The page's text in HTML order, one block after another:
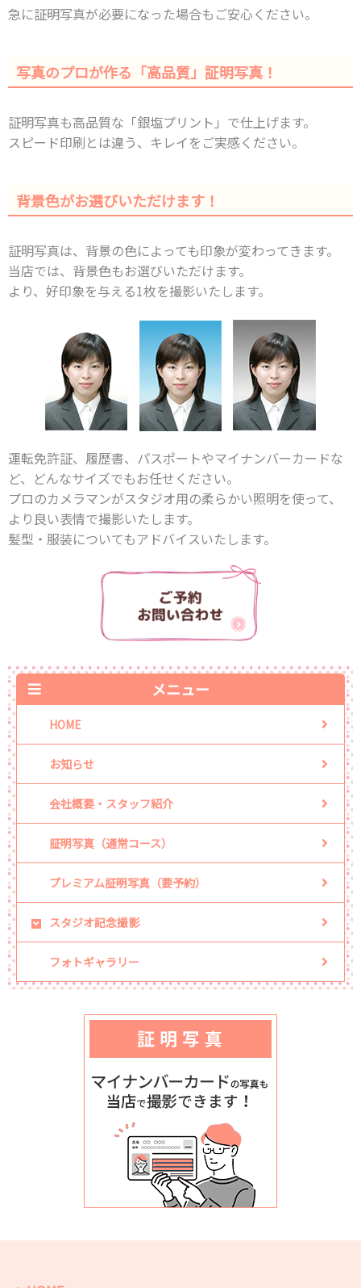
急に証明写真が必要になった場合もご安心ください。
写真のプロが作る「高品質」証明写真！
証明写真も高品質な「銀塩プリント」で仕上げます。
スピード印刷とは違う、キレイをご実感ください。
背景色がお選びいただけます！
証明写真は、背景の色によっても印象が変わってきます。
当店では、背景色もお選びいただけます。
より、好印象を与える1枚を撮影いたします。
運転免許証、履歴書、パスポートやマイナンバーカードな
ど、どんなサイズでもお任せください。
プロのカメラマンがスタジオ用の柔らかい照明を使って、
より良い表情で撮影いたします。
髪型・服装についてもアドバイスいたします。
メニュー
HOME
お知らせ
会社概要・スタッフ紹介
証明写真（通常コース）
プレミアム証明写真（要予約）
スタジオ記念撮影
フォトギャラリー